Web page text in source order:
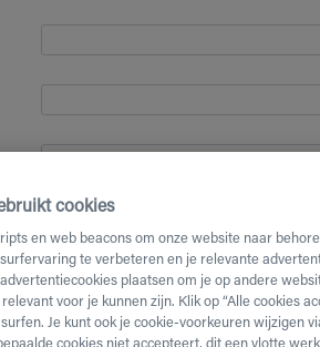
cookies
en web beacons om onze website naar
te verbeteren en je relevante
plaatsen om je op andere
voor je kunnen zijn. Klik op “Alle cookies
Je kunt ook je cookie-voorkeuren wijzigen